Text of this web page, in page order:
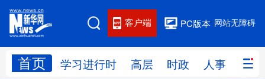
网站无障碍
PC版本
客户端
首页 学习进行时 高层 时政 人事 国际
网站地图